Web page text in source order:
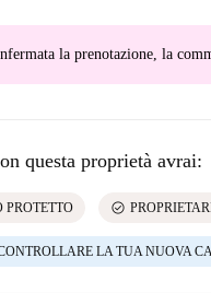
la prenotazione, la
questa proprietà avrai:
PROTETTO check_circle
LA TUA NUOVA